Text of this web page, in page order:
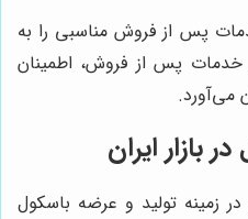
پس از فروش مناسبی را به
خدمات پس از فروش، اطمینان
می‌آورد.
بازار ایران
در زمینه تولید و عرضه باسکول